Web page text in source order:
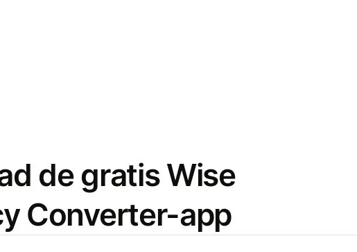
de gratis Wise
Converter-app